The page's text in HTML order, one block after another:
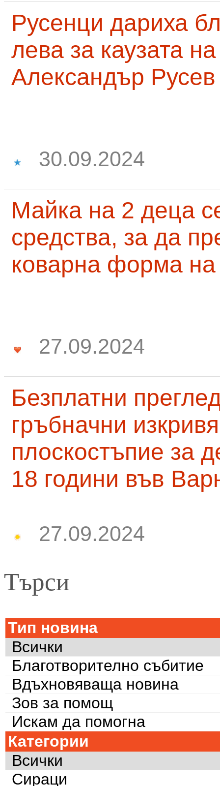
Русенци дариха
лева за каузата
Александър Русев
30.09.2024
Майка на 2 деца
средства, за да
коварна форма на
27.09.2024
Безплатни
гръбначни
плоскостъпие за
18 години във
27.09.2024
Търси
Тип новина
Всички
Благотворително събитие
Вдъхновяваща новина
Зов за помощ
Искам да помогна
Категории
Всички
Сираци